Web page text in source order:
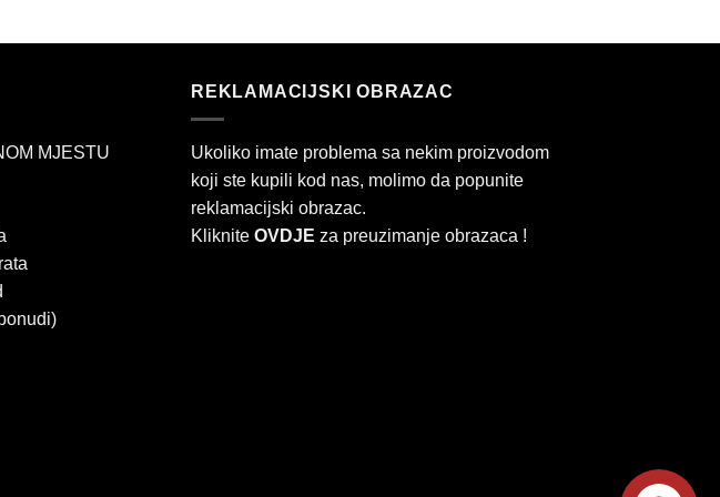
MJESTU
REKLAMACIJSKI OBRAZAC
Ukoliko imate problema sa nekim proizvodom
koji ste kupili kod nas, molimo da popunite
reklamacijski obrazac.
Kliknite OVDJE za preuzimanje obrazaca !